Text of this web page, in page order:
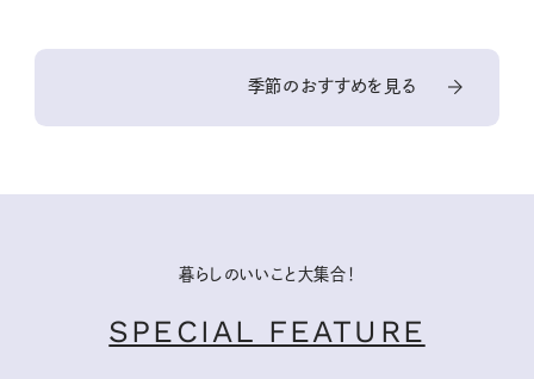
季節のおすすめを見る
暮らしのいいこと大集合！
SPECIAL FEATURE